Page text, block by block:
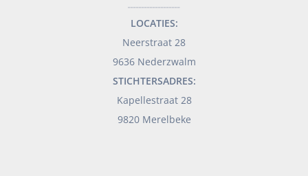
LOCATIES:
Neerstraat 28
9636 Nederzwalm
STICHTERSADRES:
Kapellestraat 28
9820 Merelbeke